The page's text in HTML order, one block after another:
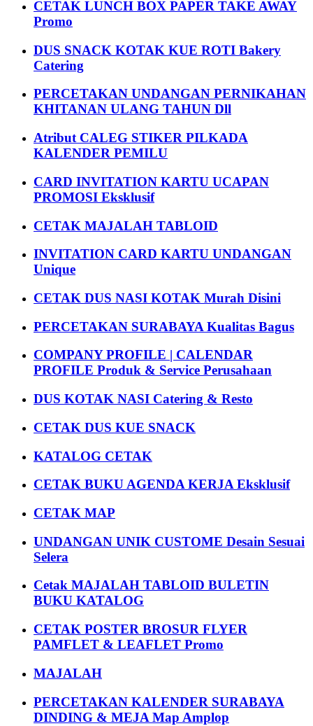
CETAK LUNCH BOX PAPER TAKE AWAY
Promo
DUS SNACK KOTAK KUE ROTI Bakery
Catering
PERCETAKAN UNDANGAN PERNIKAHAN
KHITANAN ULANG TAHUN Dll
Atribut CALEG STIKER PILKADA
KALENDER PEMILU
CARD INVITATION KARTU UCAPAN
PROMOSI Eksklusif
CETAK MAJALAH TABLOID
INVITATION CARD KARTU UNDANGAN
Unique
CETAK DUS NASI KOTAK Murah Disini
PERCETAKAN SURABAYA Kualitas Bagus
COMPANY PROFILE | CALENDAR
PROFILE Produk & Service Perusahaan
DUS KOTAK NASI Catering & Resto
CETAK DUS KUE SNACK
KATALOG CETAK
CETAK BUKU AGENDA KERJA Eksklusif
CETAK MAP
UNDANGAN UNIK CUSTOME Desain Sesuai
Selera
Cetak MAJALAH TABLOID BULETIN
BUKU KATALOG
CETAK POSTER BROSUR FLYER
PAMFLET & LEAFLET Promo
MAJALAH
PERCETAKAN KALENDER SURABAYA
DINDING & MEJA Map Amplop